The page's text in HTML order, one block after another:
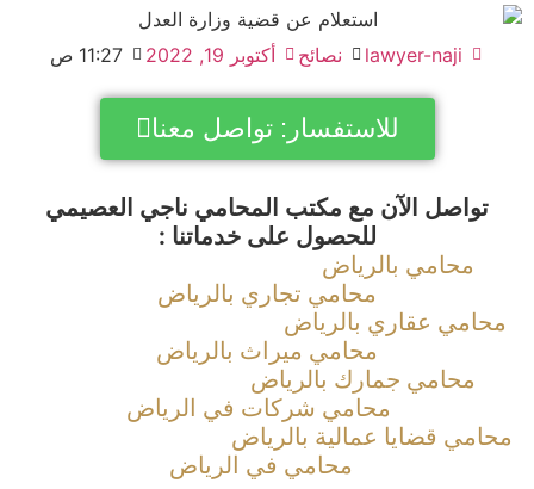
lawyer-naji نصائح أكتوبر 19, 2022 11:27 ص
للاستفسار: تواصل معنا
تواصل الآن مع مكتب المحامي ناجي العصيمي
للحصول على خدماتنا :
محامي بالرياض
محامي تجاري بالرياض
محامي عقاري بالرياض
محامي ميراث بالرياض
محامي جمارك بالرياض
محامي شركات في الرياض
محامي قضايا عمالية بالرياض
محامي في الرياض